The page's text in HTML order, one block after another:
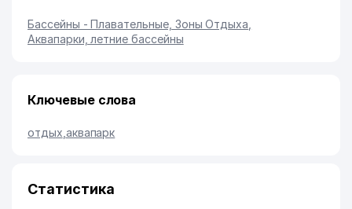
Бассейны - Плавательные, Зоны Отдыха
Аквапарки, летние бассейны
Ключевые слова
отдых аквапарк
Статистика